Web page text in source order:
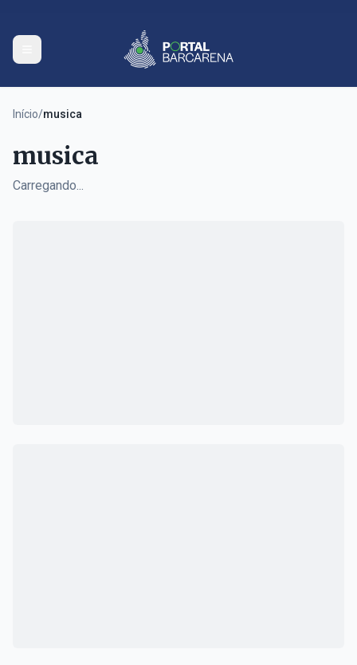
Início/musica
musica
Carregando...